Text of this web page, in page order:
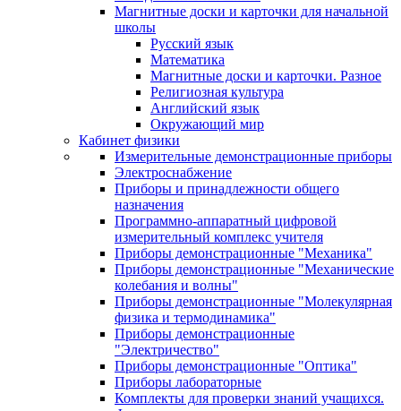
Магнитные доски и карточки для начальной
школы
Русский язык
Математика
Магнитные доски и карточки. Разное
Религиозная культура
Английский язык
Окружающий мир
Кабинет физики
Измерительные демонстрационные приборы
Электроснабжение
Приборы и принадлежности общего
назначения
Программно-аппаратный цифровой
измерительный комплекс учителя
Приборы демонстрационные "Механика"
Приборы демонстрационные "Механические
колебания и волны"
Приборы демонстрационные "Молекулярная
физика и термодинамика"
Приборы демонстрационные
"Электричество"
Приборы демонстрационные "Оптика"
Приборы лабораторные
Комплекты для проверки знаний учащихся.